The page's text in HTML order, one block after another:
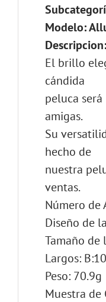
Modelo:
Descripcion:
El brillo
cándida
peluca
amigas.
Su
hecho de
nuestra
ventas.
Número de
Diseño de
Tamaño de
Largos:
Peso: 70.9g
Muestra de